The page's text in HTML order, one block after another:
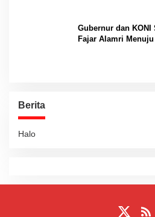
Gubernur dan
Fajar Alamri
Berita
Halo